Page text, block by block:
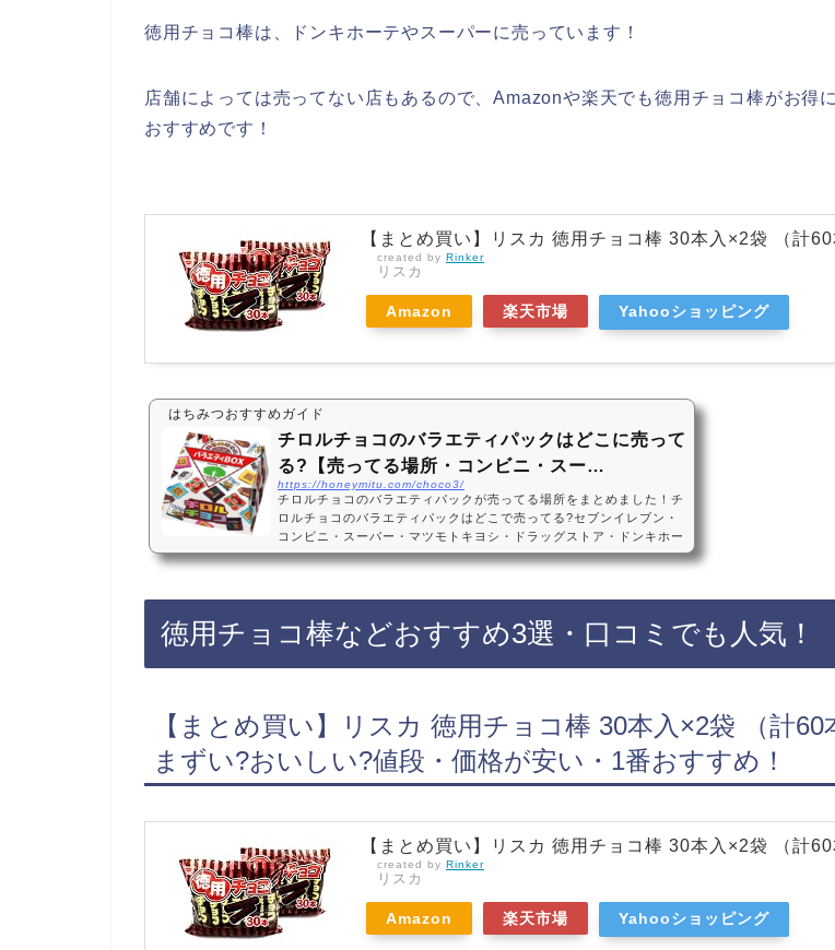
徳用チョコ棒は、ドンキホーテやスーパーに売っています！
店舗によっては売ってない店もあるので、Amazonや楽天でも徳用チョコ棒がお得
おすすめです！
【まとめ買い】リスカ 徳用チョコ棒 30本入×2袋 （計60
created by Rinker
リスカ
Amazon 楽天市場 Yahooショッピング
はちみつおすすめガイド
チロルチョコのバラエティパックはどこに売って
る?【売ってる場所・コンビニ・スー…
https://honeymitu.com/choco3/
チロルチョコのバラエティパックが売ってる場所をまとめました！チ
ロルチョコのバラエティパックはどこで売ってる?セブンイレブン・
コンビニ・スーパー・マツモトキヨシ・ドラッグストア・ドンキホー
テ・販売店・どこで買える・Amazon・売ってない? バラエティBO
ョコのバラエティパックがお得に買えておすすめです！チロルチョコ
のバラエ…
徳用チョコ棒などおすすめ3選・口コミでも人気！
【まとめ買い】リスカ 徳用チョコ棒 30本入×2袋 （計60
まずい?おいしい?値段・価格が安い・1番おすすめ！
【まとめ買い】リスカ 徳用チョコ棒 30本入×2袋 （計60
created by Rinker
リスカ
Amazon 楽天市場 Yahooショッピング